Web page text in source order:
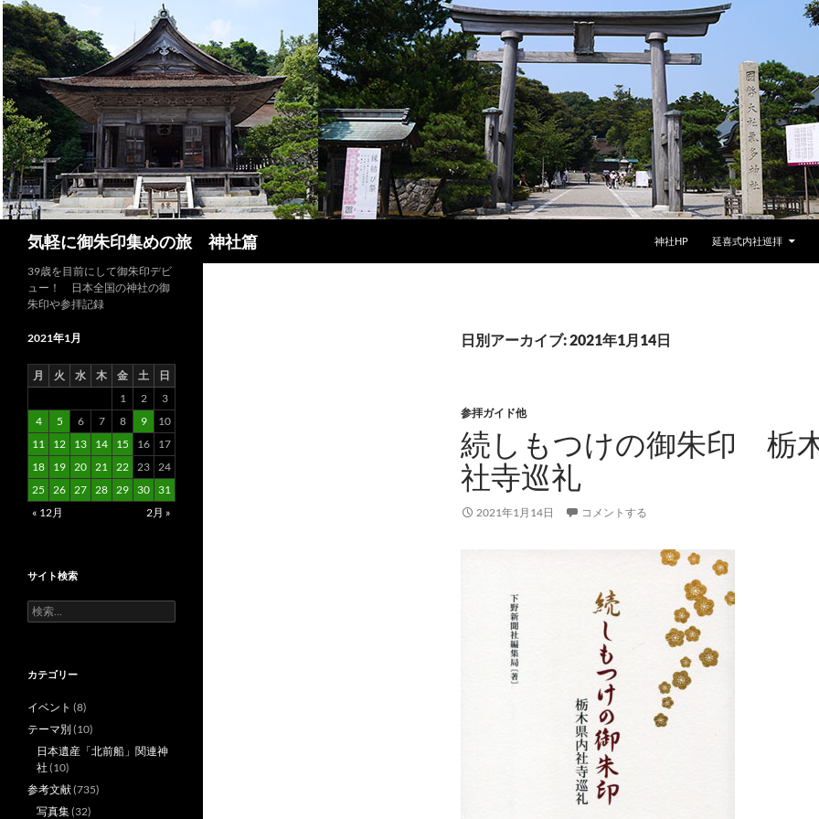
コ
ン
テ
ン
ツ
へ
ス
キ
ッ
プ
気軽に御朱印集めの旅 神社篇 神社HP 延喜式内社巡拝
日別アーカイブ: 2021年1月14日
参拝ガイド他
続しもつけの御朱印 栃
社寺巡礼
2021年1月14日 コメントする
39歳を目前にして御朱印デビ
ュー！ 日本全国の神社の御
朱印や参拝記録
2021年1月
月 火 水 木 金 土
日
1
2
3
4
5 6 7 8 9
10
11
12 13 14 15 16
17
18
19 20 21 22 23 24
25
26 27 28 29 30
31
« 12月
2月 »
サイト検索
検
索:
カテゴリー
イベント (8)
テーマ別 (10)
日本遺産「北前船」関連神
社 (10)
参考文献(735)
写真集(32)